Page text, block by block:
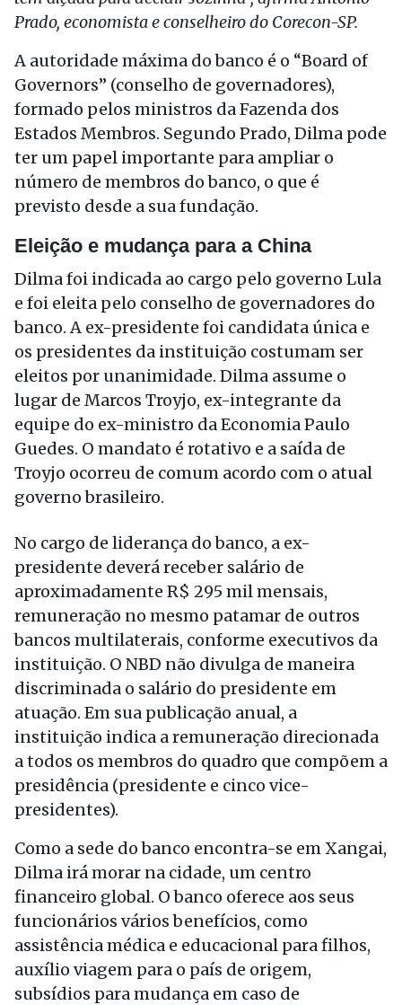
Prado, economista e conselheiro do Corecon-SP.
A autoridade máxima do banco é o “Board of
Governors” (conselho de governadores),
formado pelos ministros da Fazenda dos
Estados Membros. Segundo Prado, Dilma pode
ter um papel importante para ampliar o
número de membros do banco, o que é
previsto desde a sua fundação.
Eleição e mudança para a China
Dilma foi indicada ao cargo pelo governo Lula
e foi eleita pelo conselho de governadores do
banco. A ex-presidente foi candidata única e
os presidentes da instituição costumam ser
eleitos por unanimidade. Dilma assume o
lugar de Marcos Troyjo, ex-integrante da
equipe do ex-ministro da Economia Paulo
Guedes. O mandato é rotativo e a saída de
Troyjo ocorreu de comum acordo com o atual
governo brasileiro.
No cargo de liderança do banco, a ex-
presidente deverá receber salário de
aproximadamente R$ 295 mil mensais,
remuneração no mesmo patamar de outros
bancos multilaterais, conforme executivos da
instituição. O NBD não divulga de maneira
discriminada o salário do presidente em
atuação. Em sua publicação anual, a
instituição indica a remuneração direcionada
a todos os membros do quadro que compõem a
presidência (presidente e cinco vice-
presidentes).
Como a sede do banco encontra-se em Xangai,
Dilma irá morar na cidade, um centro
financeiro global. O banco oferece aos seus
funcionários vários benefícios, como
assistência médica e educacional para filhos,
auxílio viagem para o país de origem,
subsídios para mudança em caso de